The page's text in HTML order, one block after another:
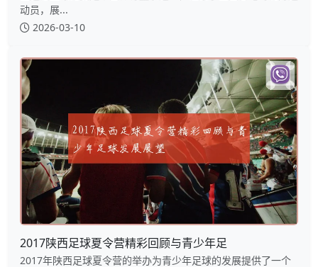
动员，展...
2026-03-10
2017陕西足球夏令营精彩回顾与青少年足
2017年陕西足球夏令营的举办为青少年足球的发展提供了一个